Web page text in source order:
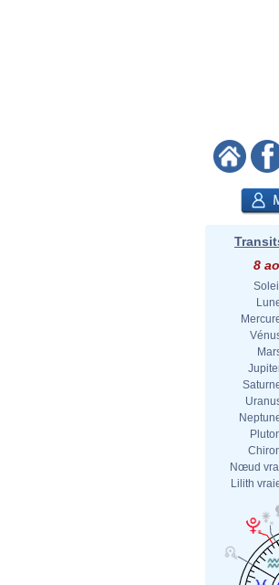
8
Soleil
Nœud
Lilith